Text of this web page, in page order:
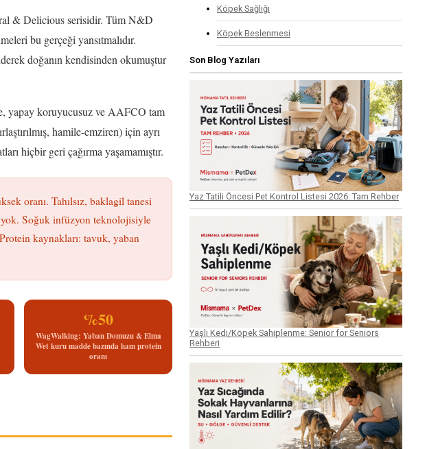
& Delicious serisidir. Tüm N&D
bu gerçeği yansıtmalıdır.
doğanın kendisinden okumuştur
yapay koruyucusuz ve AAFCO tam
hamile-emziren) için ayrı
hiçbir geri çağırma yaşamamıştır.
oranı. Tahılsız, baklagil tanesi
yok. Soğuk infüzyon teknolojisiyle
kaynakları: tavuk, yaban
%50
WagWalking: Yaban Domuzu & Elma
Wet kuru madde bazında ham protein
oranı
Köpek Sağlığı
Köpek Beslenmesi
Son Blog Yazıları
Yaz Tatili Öncesi Pet Kontrol Listesi 2026: Tam Rehber
Yaşlı Kedi/Köpek Sahiplenme: Senior for Seniors
Rehberi